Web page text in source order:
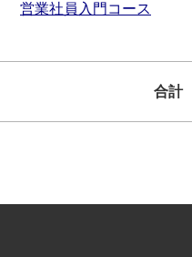
営業社員入門コース
合計